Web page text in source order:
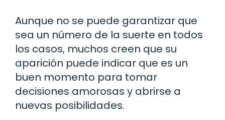
Aunque no se puede garantizar que
sea un número de la suerte en todos
los casos, muchos creen que su
aparición puede indicar que es un
buen momento para tomar
decisiones amorosas y abrirse a
nuevas posibilidades.